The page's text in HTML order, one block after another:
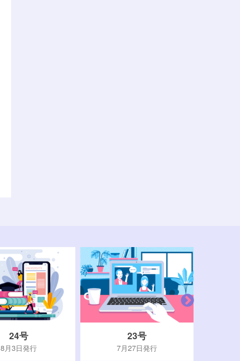
24号
8月3日発行
23号
7月27日発行